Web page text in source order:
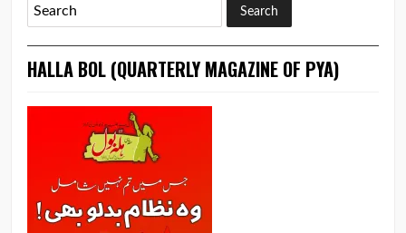
HALLA BOL (QUARTERLY MAGAZINE OF PYA)